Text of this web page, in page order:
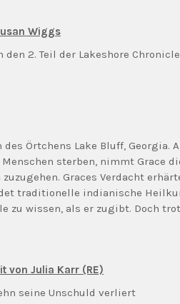
Wiggs
2. Teil der Lakeshore
Örtchens Lake Bluff, Georgia.
sterben, nimmt Grace
Graces Verdacht
traditionelle indianische
zu wissen, als er zugibt. Doch
von Julia Karr (RE)
seine Unschuld verliert